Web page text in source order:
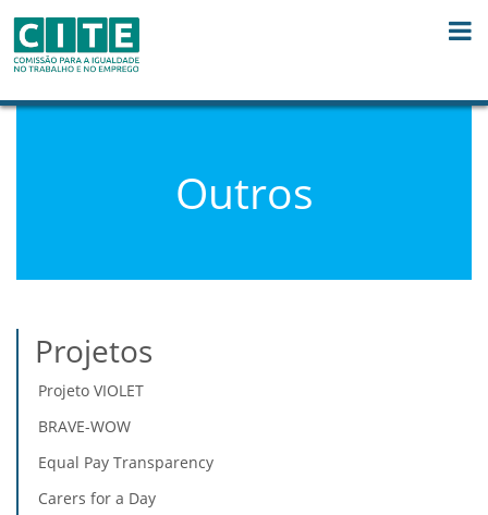
Outros
Projetos
Projeto VIOLET
BRAVE-WOW
Equal Pay Transparency
Carers for a Day